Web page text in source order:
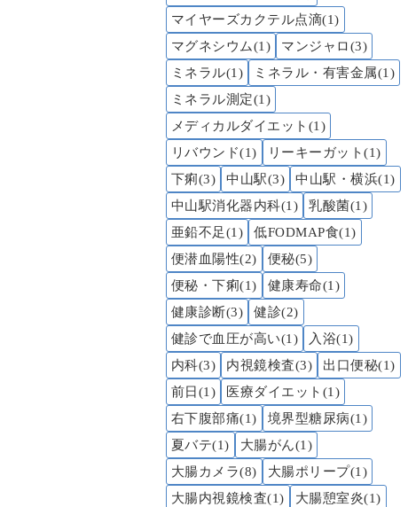
マイヤーズカクテル点滴(1)
マグネシウム(1)
マンジャロ(3)
ミネラル(1)
ミネラル・有害金属(1)
ミネラル測定(1)
メディカルダイエット(1)
リバウンド(1)
リーキーガット(1)
下痢(3)
中山駅(3)
中山駅・横浜(1)
中山駅消化器内科(1)
乳酸菌(1)
亜鉛不足(1)
低FODMAP食(1)
便潜血陽性(2)
便秘(5)
便秘・下痢(1)
健康寿命(1)
健康診断(3)
健診(2)
健診で血圧が高い(1)
入浴(1)
内科(3)
内視鏡検査(3)
出口便秘(1)
前日(1)
医療ダイエット(1)
右下腹部痛(1)
境界型糖尿病(1)
夏バテ(1)
大腸がん(1)
大腸カメラ(8)
大腸ポリープ(1)
大腸内視鏡検査(1)
大腸憩室炎(1)